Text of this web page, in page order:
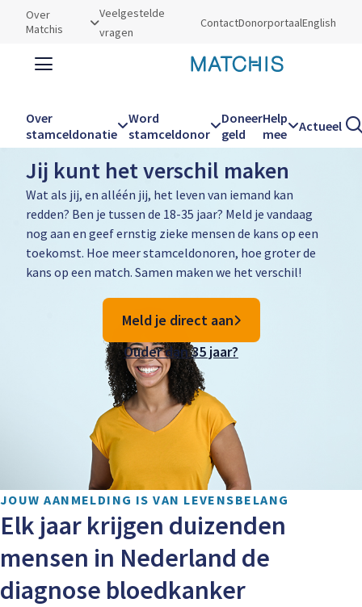
Utilities
Over
Matchis
Veelgestelde
vragen
ContactDonorportaalEnglish
Over
stamceldonatie
Word
stamceldonor
Doneer
geld
Help
mee
Actueel
Word stamceldonor
Jij kunt het verschil maken
Wat als jij, en alléén jij, het leven van iemand kan
redden? Ben je tussen de 18-35 jaar? Meld je vandaag
nog aan en geef ernstig zieke mensen de kans op een
toekomst. Hoe meer stamceldonoren, hoe groter de
kans op een match. Samen maken we het verschil!
Meld je direct aan
Ouder dan 35 jaar?
JOUW AANMELDING IS VAN LEVENSBELANG
Elk jaar krijgen duizenden
mensen in Nederland de
diagnose bloedkanker